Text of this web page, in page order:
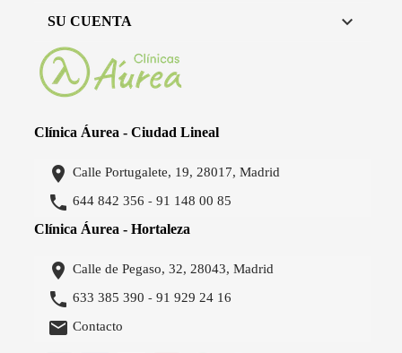
SU CUENTA 
Clínica Áurea - Ciudad Lineal
 Calle Portugalete, 19, 28017, Madrid
 644 842 356 -91 148 00 85
Clínica Áurea - Hortaleza
 Calle de Pegaso, 32, 28043, Madrid
 633 385 390 -91 929 24 16
 Contacto